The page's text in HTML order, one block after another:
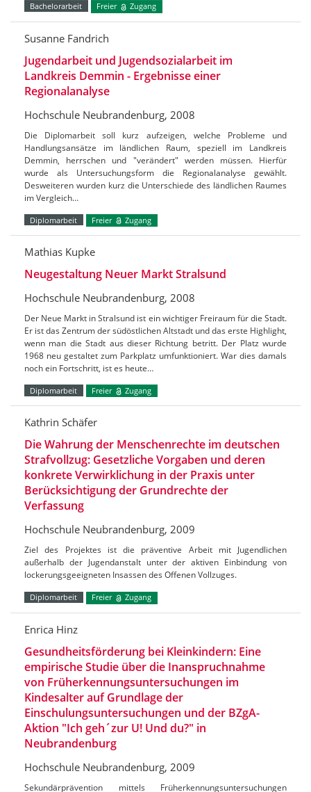
Bachelorarbeit Freier Zugang
Susanne Fandrich
Jugendarbeit und Jugendsozialarbeit im
Landkreis Demmin - Ergebnisse einer
Regionalanalyse
Hochschule Neubrandenburg, 2008
Die Diplomarbeit soll kurz aufzeigen, welche Probleme und
Handlungsansätze im ländlichen Raum, speziell im Landkreis
Demmin, herrschen und "verändert" werden müssen. Hierfür
wurde als Untersuchungsform die Regionalanalyse gewählt.
Desweiteren wurden kurz die Unterschiede des ländlichen Raumes
im Vergleich…
Diplomarbeit Freier Zugang
Mathias Kupke
Neugestaltung Neuer Markt Stralsund
Hochschule Neubrandenburg, 2008
Der Neue Markt in Stralsund ist ein wichtiger Freiraum für die Stadt.
Er ist das Zentrum der südöstlichen Altstadt und das erste Highlight,
wenn man die Stadt aus dieser Richtung betritt. Der Platz wurde
1968 neu gestaltet zum Parkplatz umfunktioniert. War dies damals
noch ein Fortschritt, ist es heute…
Diplomarbeit Freier Zugang
Kathrin Schäfer
Die Wahrung der Menschenrechte im deutschen
Strafvollzug: Gesetzliche Vorgaben und deren
konkrete Verwirklichung in der Praxis unter
Berücksichtigung der Grundrechte der
Verfassung
Hochschule Neubrandenburg, 2009
Ziel des Projektes ist die präventive Arbeit mit Jugendlichen
außerhalb der Jugendanstalt unter der aktiven Einbindung von
lockerungsgeeigneten Insassen des Offenen Vollzuges.
Diplomarbeit Freier Zugang
Enrica Hinz
Gesundheitsförderung bei Kleinkindern: Eine
empirische Studie über die Inanspruchnahme
von Früherkennungsuntersuchungen im
Kindesalter auf Grundlage der
Einschulungsuntersuchungen und der BZgA-
Aktion "Ich geh´zur U! Und du?" in
Neubrandenburg
Hochschule Neubrandenburg, 2009
Sekundärprävention mittels Früherkennungsuntersuchungen